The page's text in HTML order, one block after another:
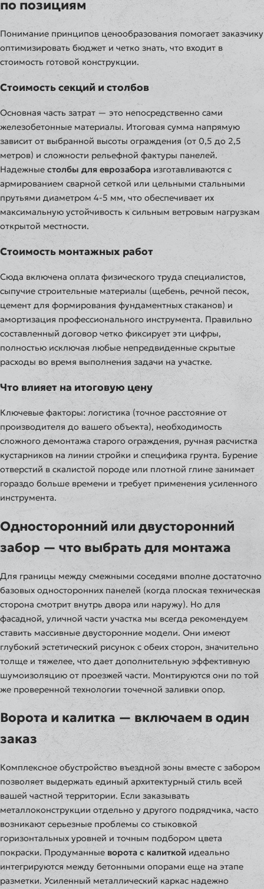
по позициям
Понимание принципов ценообразования помогает заказчику
оптимизировать бюджет и четко знать, что входит в
стоимость готовой конструкции.
Стоимость секций и столбов
Основная часть затрат — это непосредственно сами
железобетонные материалы. Итоговая сумма напрямую
зависит от выбранной высоты ограждения (от 0,5 до 2,5
метров) и сложности рельефной фактуры панелей.
Надежные столбы для еврозабора изготавливаются с
армированием сварной сеткой или цельными стальными
прутьями диаметром 4-5 мм, что обеспечивает их
максимальную устойчивость к сильным ветровым нагрузкам
открытой местности.
Стоимость монтажных работ
Сюда включена оплата физического труда специалистов,
сыпучие строительные материалы (щебень, речной песок,
цемент для формирования фундаментных стаканов) и
амортизация профессионального инструмента. Правильно
составленный договор четко фиксирует эти цифры,
полностью исключая любые непредвиденные скрытые
расходы во время выполнения задачи на участке.
Что влияет на итоговую цену
Ключевые факторы: логистика (точное расстояние от
производителя до вашего объекта), необходимость
сложного демонтажа старого ограждения, ручная расчистка
кустарников на линии стройки и специфика грунта. Бурение
отверстий в скалистой породе или плотной глине занимает
гораздо больше времени и требует применения усиленного
инструмента.
Односторонний или двусторонний
забор — что выбрать для монтажа
Для границы между смежными соседями вполне достаточно
базовых односторонних панелей (когда плоская техническая
сторона смотрит внутрь двора или наружу). Но для
фасадной, уличной части участка мы всегда рекомендуем
ставить массивные двусторонние модели. Они имеют
глубокий эстетический рисунок с обеих сторон, значительно
толще и тяжелее, что дает дополнительную эффективную
шумоизоляцию от проезжей части. Монтируются они по той
же проверенной технологии точечной заливки опор.
Ворота и калитка — включаем в один
заказ
Комплексное обустройство въездной зоны вместе с забором
позволяет выдержать единый архитектурный стиль всей
вашей частной территории. Если заказывать
металлоконструкции отдельно у другого подрядчика, часто
возникают серьезные проблемы со стыковкой
горизонтальных уровней и точным подбором цвета
покраски. Продуманные ворота с калиткой идеально
интегрируются между бетонными опорами еще на этапе
разметки. Усиленный металлический каркас надежно